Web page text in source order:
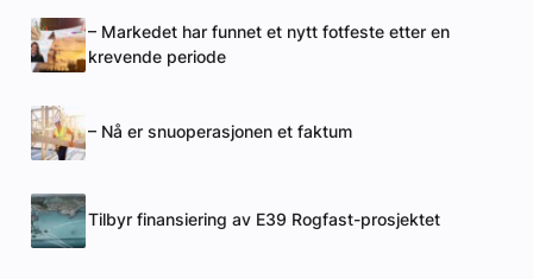
– Markedet har funnet et nytt fotfeste etter en
krevende periode
– Nå er snuoperasjonen et faktum
Tilbyr finansiering av E39 Rogfast-prosjektet